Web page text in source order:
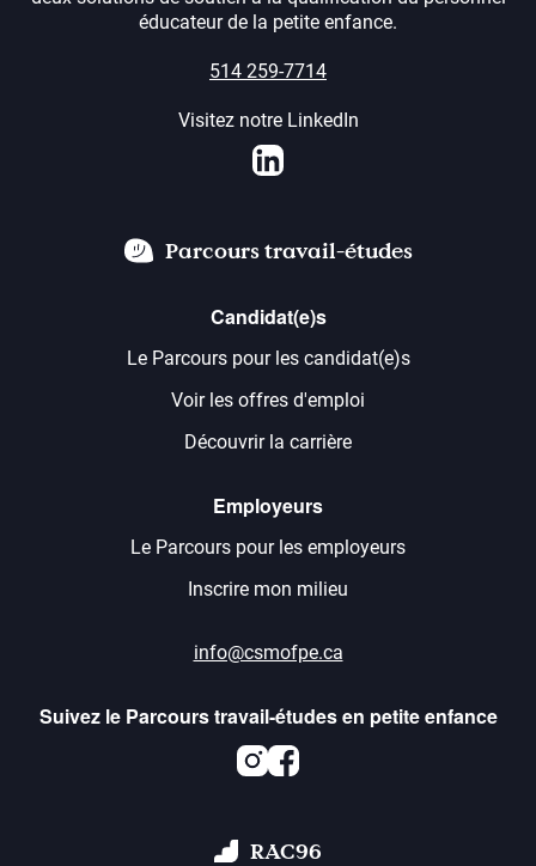
éducateur de la petite enfance.
514 259-7714
Visitez notre LinkedIn
LinkedIn
Parcours travail-études
Candidat(e)s
Le Parcours pour les candidat(e)s
Voir les offres d'emploi
Découvrir la carrière
Employeurs
Le Parcours pour les employeurs
Inscrire mon milieu
info@csmofpe.ca
Suivez le Parcours travail-études en petite enfance
Instagram
Facebook
RAC96